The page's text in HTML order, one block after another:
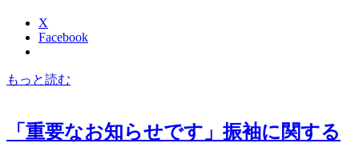
X
Facebook
もっと読む
「重要なお知らせです」振袖に関する